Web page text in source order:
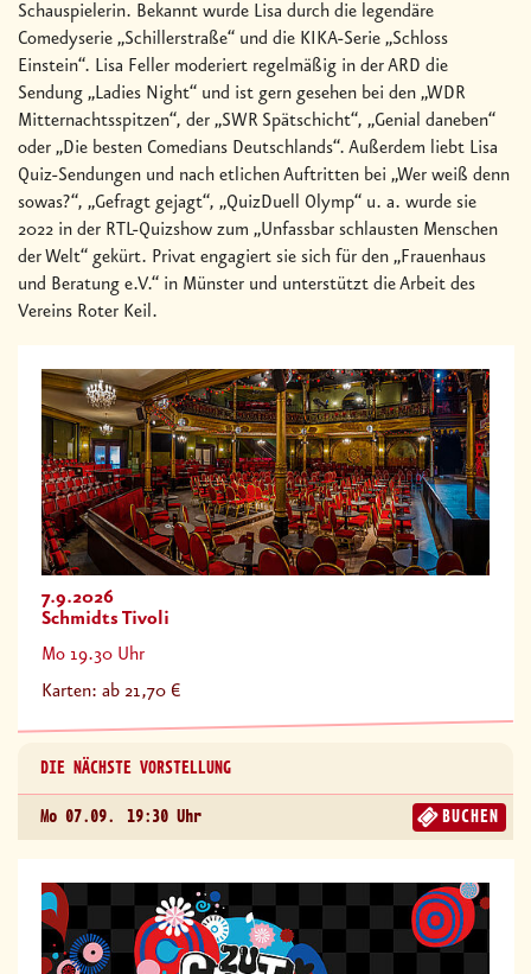
Schauspielerin. Bekannt wurde Lisa durch die legendäre
Comedyserie „Schillerstraße“ und die KIKA-Serie „Schloss
Einstein“. Lisa Feller moderiert regelmäßig in der ARD die
Sendung „Ladies Night“ und ist gern gesehen bei den „WDR
Mitternachtsspitzen“, der „SWR Spätschicht“, „Genial daneben“
oder „Die besten Comedians Deutschlands“. Außerdem liebt Lisa
Quiz-Sendungen und nach etlichen Auftritten bei „Wer weiß denn
sowas?“, „Gefragt gejagt“, „QuizDuell Olymp“ u. a. wurde sie
2022 in der RTL-Quizshow zum „Unfassbar schlausten Menschen
der Welt“ gekürt. Privat engagiert sie sich für den „Frauenhaus
und Beratung e.V.“ in Münster und unterstützt die Arbeit des
Vereins Roter Keil.
7.9.2026
Schmidts Tivoli
Mo 19.30 Uhr
Karten: ab 21,70 €
DIE NÄCHSTE VORSTELLUNG
Mo 07.09. 19:30 Uhr BUCHEN